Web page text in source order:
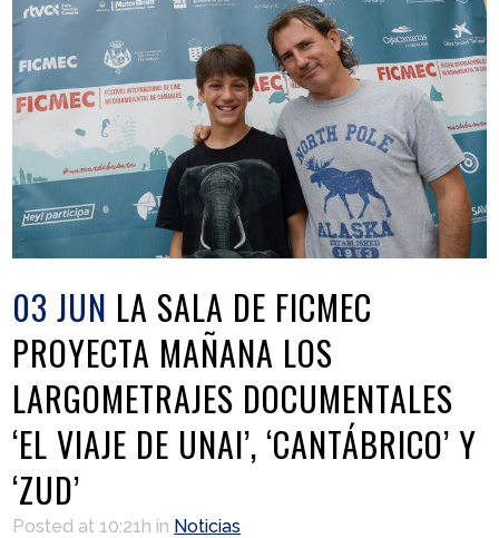
03 JUN LA SALA DE FICMEC
PROYECTA MAÑANA LOS
LARGOMETRAJES DOCUMENTALES
‘EL VIAJE DE UNAI’, ‘CANTÁBRICO’ Y
‘ZUD’
Posted at 10:21h in Noticias